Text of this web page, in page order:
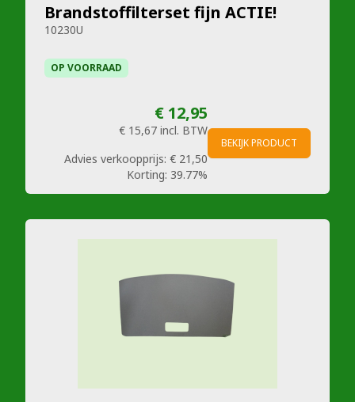
Brandstoffilterset fijn ACTIE!
10230U
OP VOORRAAD
€ 12,95
€ 15,67 incl. BTW
Advies verkoopprijs: € 21,50
Korting: 39.77%
BEKIJK PRODUCT